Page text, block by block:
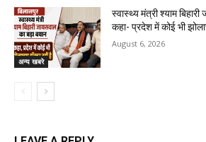
अन्य खबरे
स्वास्थ्य मंत्री श्याम
कहा- प्रदेश में कोई भी
August 6, 2026